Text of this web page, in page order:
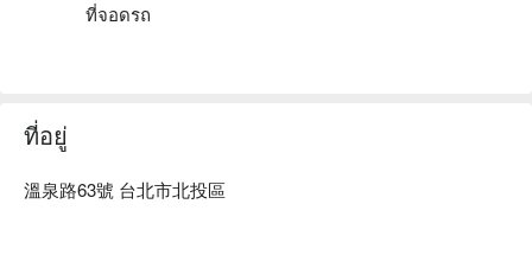
ที่จอดรถ
ที่อยู่
溫泉路63號 台北市北投區